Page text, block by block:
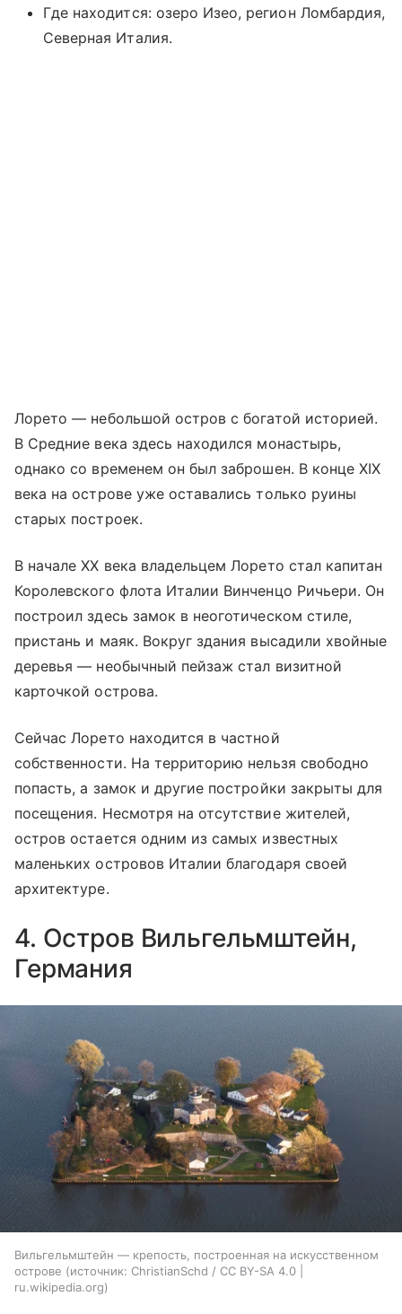
Где находится: озеро Изео, регион Ломбардия,
Северная Италия.
Лорето — небольшой остров с богатой историей.
В Средние века здесь находился монастырь,
однако со временем он был заброшен. В конце XIX
века на острове уже оставались только руины
старых построек.
В начале XX века владельцем Лорето стал капитан
Королевского флота Италии Винченцо Ричьери. Он
построил здесь замок в неоготическом стиле,
пристань и маяк. Вокруг здания высадили хвойные
деревья — необычный пейзаж стал визитной
карточкой острова.
Сейчас Лорето находится в частной
собственности. На территорию нельзя свободно
попасть, а замок и другие постройки закрыты для
посещения. Несмотря на отсутствие жителей,
остров остается одним из самых известных
маленьких островов Италии благодаря своей
архитектуре.
4. Остров Вильгельмштейн,
Германия
Вильгельмштейн — крепость, построенная на искусственном
острове
источник: ChristianSchd / CC BY-SA 4.0 |
ru.wikipedia.org